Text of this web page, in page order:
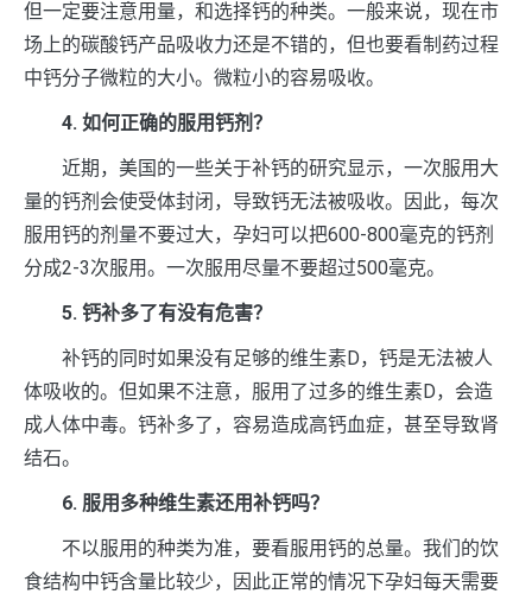
但一定要注意用量，和选择钙的种类。一般来说，现在市
场上的碳酸钙产品吸收力还是不错的，但也要看制药过程
中钙分子微粒的大小。微粒小的容易吸收。
4. 如何正确的服用钙剂？
近期，美国的一些关于补钙的研究显示，一次服用大
量的钙剂会使受体封闭，导致钙无法被吸收。因此，每次
服用钙的剂量不要过大，孕妇可以把600-800毫克的钙剂
分成2-3次服用。一次服用尽量不要超过500毫克。
5. 钙补多了有没有危害？
补钙的同时如果没有足够的维生素D，钙是无法被人
体吸收的。但如果不注意，服用了过多的维生素D，会造
成人体中毒。钙补多了，容易造成高钙血症，甚至导致肾
结石。
6. 服用多种维生素还用补钙吗？
不以服用的种类为准，要看服用钙的总量。我们的饮
食结构中钙含量比较少，因此正常的情况下孕妇每天需要